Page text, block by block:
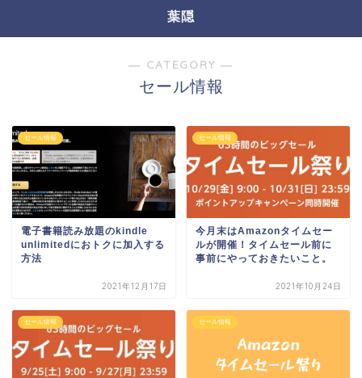
葉隠
― CATEGORY ―
セール情報
セール情報
電子書籍読み放題のkindle
unlimitedにおトクに加入する
方法
2021年12月17日
セール情報
今月末はAmazonタイムセー
ルが開催！タイムセール前に
事前にやっておきたいこと。
2021年10月24日
セール情報 セール情報